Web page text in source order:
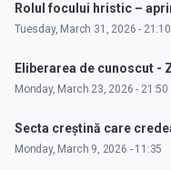
Rolul focului hristic –
Tuesday, March 31, 2026 - 21:10
Eliberarea de cunoscut -
Monday, March 23, 2026 - 21:50
Secta creștină care
Monday, March 9, 2026 - 11:35